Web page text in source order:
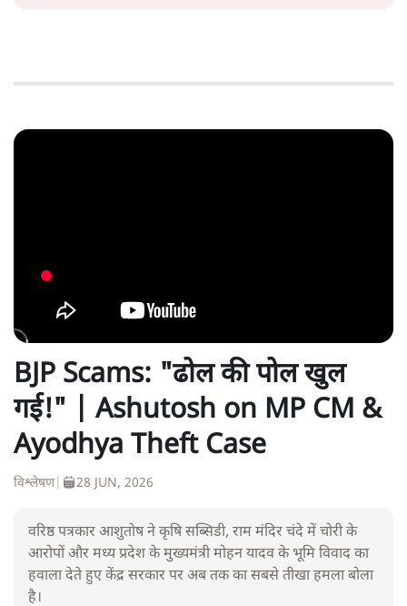
BJP Scams: "ढोल की पोल खुल
गई!" | Ashutosh on MP CM &
Ayodhya Theft Case
विश्लेषण| 28 JUN, 2026
वरिष्ठ पत्रकार आशुतोष ने कृषि सब्सिडी, राम मंदिर चंदे में चोरी के
आरोपों और मध्य प्रदेश के मुख्यमंत्री मोहन यादव के भूमि विवाद का
हवाला देते हुए केंद्र सरकार पर अब तक का सबसे तीखा हमला बोला
है।